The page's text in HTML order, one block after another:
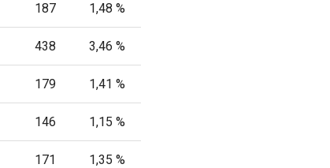
187 1,48 %
438 3,46 %
179 1,41 %
146 1,15 %
171 1,35 %